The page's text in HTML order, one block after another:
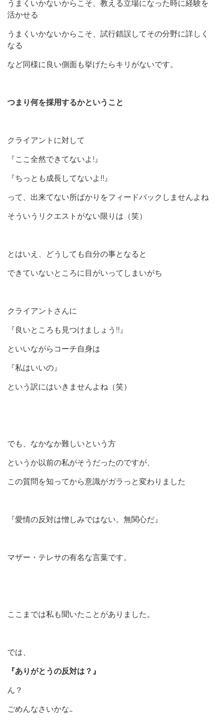
うまくいかないからこそ、教える立場になった時に経験を
活かせる
うまくいかないからこそ、試行錯誤してその分野に詳しく
なる
など同様に良い側面も挙げたらキリがないです。
つまり何を採用するかということ
クライアントに対して
『ここ全然できてないよ!』
『ちっとも成長してないよ!!』
って、出来てない所ばかりをフィードバックしませんよね
そういうリクエストがない限りは（笑）
とはいえ、どうしても自分の事となると
できていないところに目がいってしまいがち
クライアントさんに
『良いところも見つけましょう!!』
といいながらコーチ自身は
『私はいいの』
という訳にはいきませんよね（笑）
でも、なかなか難しいという方
というか以前の私がそうだったのですが、
この質問を知ってから意識がガラっと変わりました
『愛情の反対は憎しみではない。無関心だ』
マザー・テレサの有名な言葉です。
ここまでは私も聞いたことがありました。
では、
『ありがとうの反対は？』
ん？
ごめんなさいかな…